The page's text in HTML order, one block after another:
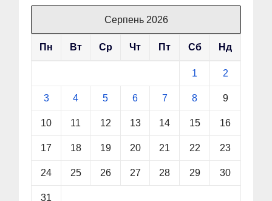
Серпень 2026
Пн Вт Ср Чт Пт Сб Нд
1 2
3 4 5 6 7 8 9
10 11 12 13 14 15 16
17 18 19 20 21 22 23
24 25 26 27 28 29 30
31